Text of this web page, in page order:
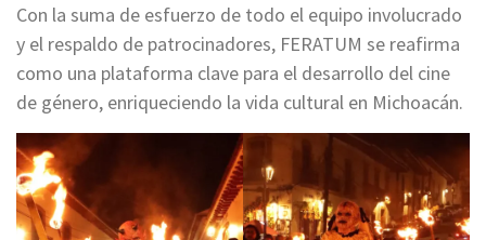
Con la suma de esfuerzo de todo el equipo involucrado
y el respaldo de patrocinadores, FERATUM se reafirma
como una plataforma clave para el desarrollo del cine
de género, enriqueciendo la vida cultural en Michoacán.